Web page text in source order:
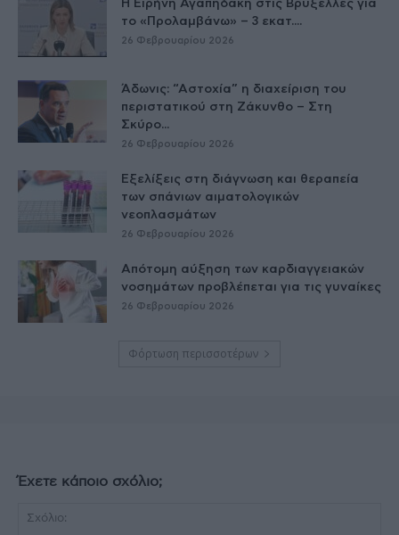
Η Ειρήνη Αγαπηδάκη στις Βρυξέλλες για
το «Προλαμβάνω» – 3 εκατ....
26 Φεβρουαρίου 2026
Άδωνις: “Αστοχία” η διαχείριση του
περιστατικού στη Ζάκυνθο – Στη
Σκύρο...
26 Φεβρουαρίου 2026
Εξελίξεις στη διάγνωση και θεραπεία
των σπάνιων αιματολογικών
νεοπλασμάτων
26 Φεβρουαρίου 2026
Απότομη αύξηση των καρδιαγγειακών
νοσημάτων προβλέπεται για τις γυναίκες
26 Φεβρουαρίου 2026
Φόρτωση περισσοτέρων
Έχετε κάποιο σχόλιο;